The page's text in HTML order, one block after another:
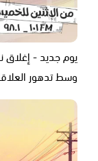
يوم جديد - إغلاق
وسط تدهور العلاقات